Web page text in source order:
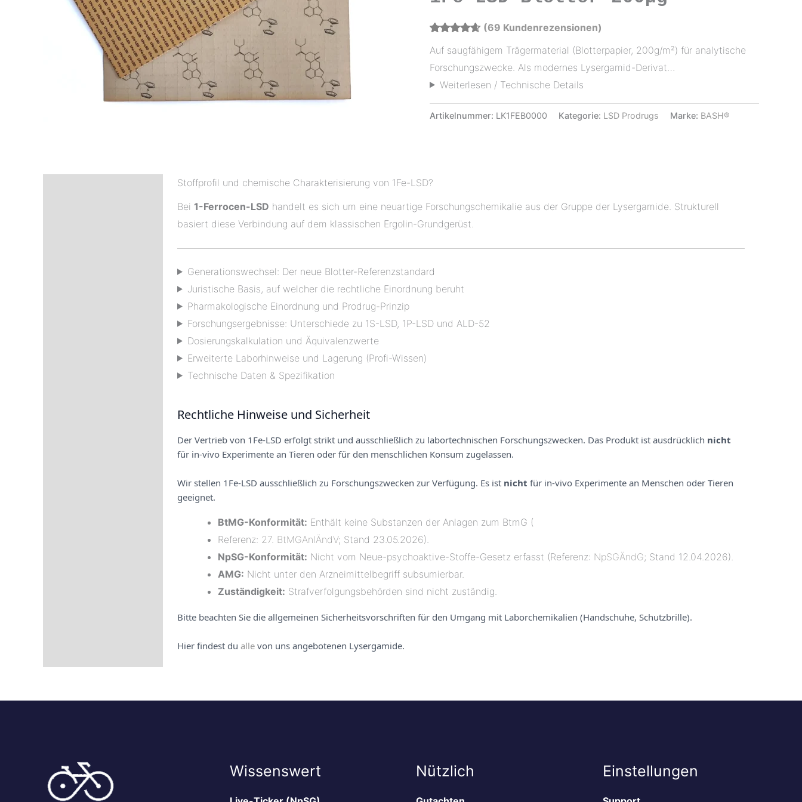
mit 4.58
basierend
auf
Kundenbewertungen
(69 Kundenrezensionen)
Auf saugfähigem Trägermaterial (Blotterpapier, 200g/m²) für analytische
Forschungszwecke. Als modernes Lysergamid-Derivat…
Weiterlesen / Technische Details
Artikelnummer: LK1FEB0000 Kategorie: LSD Prodrugs Marke: BASH®
Stoffprofil und chemische Charakterisierung von 1Fe-LSD?
Bei 1-Ferrocen-LSD handelt es sich um eine neuartige Forschungschemikalie aus der Gruppe der Lysergamide. Strukturell
basiert diese Verbindung auf dem klassischen Ergolin-Grundgerüst.
Generationswechsel: Der neue Blotter-Referenzstandard
Juristische Basis, auf welcher die rechtliche Einordnung beruht
Pharmakologische Einordnung und Prodrug-Prinzip
Forschungsergebnisse: Unterschiede zu 1S-LSD, 1P-LSD und ALD-52
Dosierungskalkulation und Äquivalenzwerte
Erweiterte Laborhinweise und Lagerung (Profi-Wissen)
Technische Daten & Spezifikation
Rechtliche Hinweise und Sicherheit
Der Vertrieb von 1Fe-LSD erfolgt strikt und ausschließlich zu labortechnischen Forschungszwecken. Das Produkt ist ausdrücklich nicht
für in-vivo Experimente an Tieren oder für den menschlichen Konsum zugelassen.
Wir stellen 1Fe-LSD ausschließlich zu Forschungszwecken zur Verfügung. Es ist nicht für in-vivo Experimente an Menschen oder Tieren
geeignet.
BtMG-Konformität: Enthält keine Substanzen der Anlagen zum BtmG (
Referenz: 27. BtMGAnlÄndV; Stand 23.05.2026).
NpSG-Konformität: Nicht vom Neue-psychoaktive-Stoffe-Gesetz erfasst (Referenz: NpSGÄndG; Stand 12.04.2026).
AMG: Nicht unter den Arzneimittelbegriff subsumierbar.
Zuständigkeit: Strafverfolgungsbehörden sind nicht zuständig.
Bitte beachten Sie die allgemeinen Sicherheitsvorschriften für den Umgang mit Laborchemikalien (Handschuhe, Schutzbrille).
Hier findest du alle von uns angebotenen Lysergamide.
Wissenswert Nützlich Einstellungen